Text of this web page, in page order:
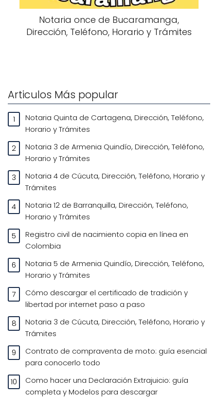
Notaria once de Bucaramanga,
Dirección, Teléfono, Horario y Trámites
Articulos Más popular
Notaria Quinta de Cartagena, Dirección, Teléfono,
Horario y Trámites
Notaria 3 de Armenia Quindío, Dirección, Teléfono,
Horario y Trámites
Notaria 4 de Cúcuta, Dirección, Teléfono, Horario y
Trámites
Notaria 12 de Barranquilla, Dirección, Teléfono,
Horario y Trámites
Registro civil de nacimiento copia en línea en
Colombia
Notaria 5 de Armenia Quindío, Dirección, Teléfono,
Horario y Trámites
Cómo descargar el certificado de tradición y
libertad por internet paso a paso
Notaria 3 de Cúcuta, Dirección, Teléfono, Horario y
Trámites
Contrato de compraventa de moto: guía esencial
para conocerlo todo
Como hacer una Declaración Extrajuicio: guía
completa y Modelos para descargar